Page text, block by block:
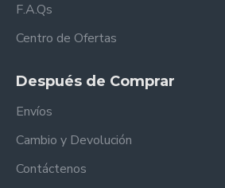
F.A.Qs
Centro de Ofertas
Después de Comprar
Envíos
Cambio y Devolución
Contáctenos